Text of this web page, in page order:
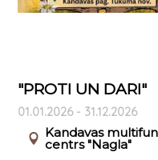
"PROTI UN DARI"
01.01.2026 - 31.12.2026
Kandavas
centrs "Nagla"